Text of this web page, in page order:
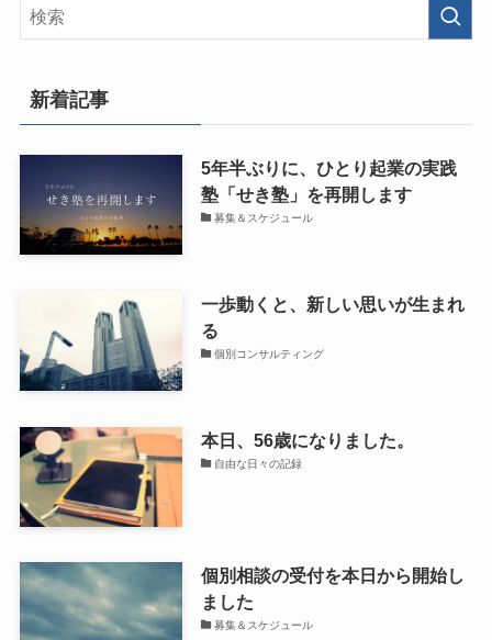
新着記事
5年半ぶりに、ひとり起業の実践
塾「せき塾」を再開します
募集＆スケジュール
一歩動くと、新しい思いが生まれ
る
個別コンサルティング
本日、56歳になりました。
自由な日々の記録
個別相談の受付を本日から開始し
ました
募集＆スケジュール